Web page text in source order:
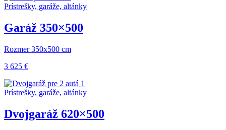
Prístrešky, garáže, altánky
Garáž 350×500
Rozmer 350x500 cm
3 625 €
Prístrešky, garáže, altánky
Dvojgaráž 620×500